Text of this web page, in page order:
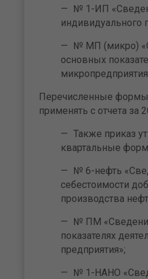
№ 1-ИП
индивидуального
№ МП (микро)
основных
Перечисленные
применять с отчета за
Также приказ
квартальные
№ 6-нефть
себестоимости
производства
№ ПМ
показателях
предприятия»;
№ 1-НАНО